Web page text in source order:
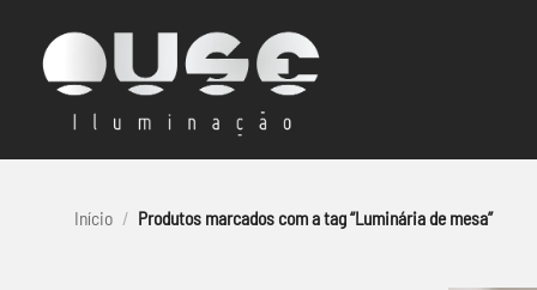
content
Início / Produtos marcados com a tag “Luminária de mesa”